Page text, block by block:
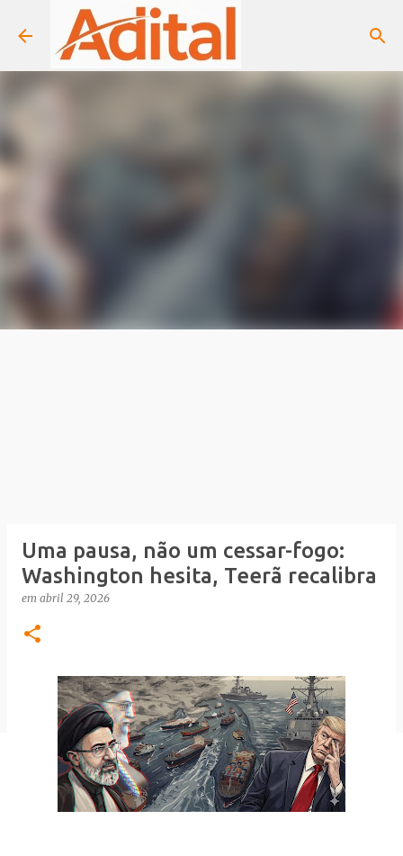
Pular para o conteúdo principal
Uma pausa, não um cessar-fogo:
Washington hesita, Teerã recalibra
em abril 29, 2026